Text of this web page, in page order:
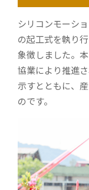
シリコンモーシ
の起工式を執り
象徴しました。
協業により推進
示すとともに、
のです。